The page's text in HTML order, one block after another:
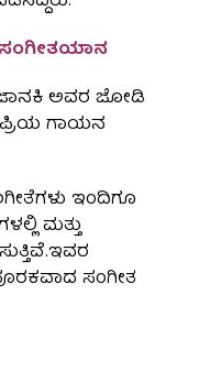
ಜಾನಕಿ ಅವರ ಜೋಡಿ
ಗಾಯನ
ಇಂದಿಗೂ
ಮತ್ತು
ಸಂಗೀತ